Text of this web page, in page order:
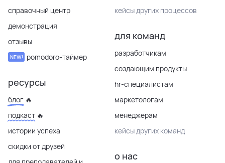
справочный центр
демонстрация
отзывы
NEW! pomodoro-таймер
ресурсы
блог 🔥
подкаст 🔥
истории успеха
скидки от друзей
кейсы других процессов
для команд
разработчикам
создающим продукты
hr-специалистам
маркетологам
менеджерам
кейсы других команд
о нас